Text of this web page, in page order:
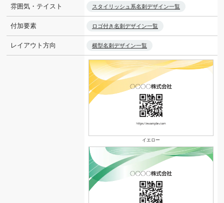
雰囲気・テイスト スタイリッシュ系名刺デザイン一覧
付加要素 ロゴ付き名刺デザイン一覧
レイアウト方向 横型名刺デザイン一覧
イエロー